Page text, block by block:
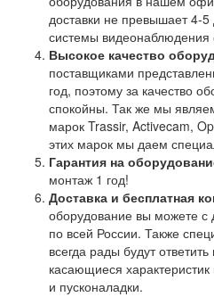
доставки не превышает 4-
системы видеонаблюдения
Высокое качество
поставщиками
год, поэтому за качество
спокойны. Так же мы
марок Trassir, Activecam,
этих марок мы даем
Гарантия на
монтаж 1 год!
Доставка и бесплатная
оборудование вы можете с
по всей России. Также
всегда рады будут
касающиеся
и пусконаладки.